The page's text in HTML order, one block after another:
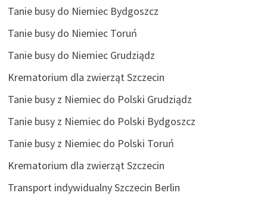
Tanie busy do Niemiec Bydgoszcz
Tanie busy do Niemiec Toruń
Tanie busy do Niemiec Grudziądz
Krematorium dla zwierząt Szczecin
Tanie busy z Niemiec do Polski Grudziądz
Tanie busy z Niemiec do Polski Bydgoszcz
Tanie busy z Niemiec do Polski Toruń
Krematorium dla zwierząt Szczecin
Transport indywidualny Szczecin Berlin